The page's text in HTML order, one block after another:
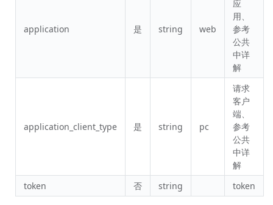
application 是 string web
应
用、
参考
公共
中详
解
application_client_type 是 string pc
请求
客户
端、
参考
公共
中详
解
token
否 string token